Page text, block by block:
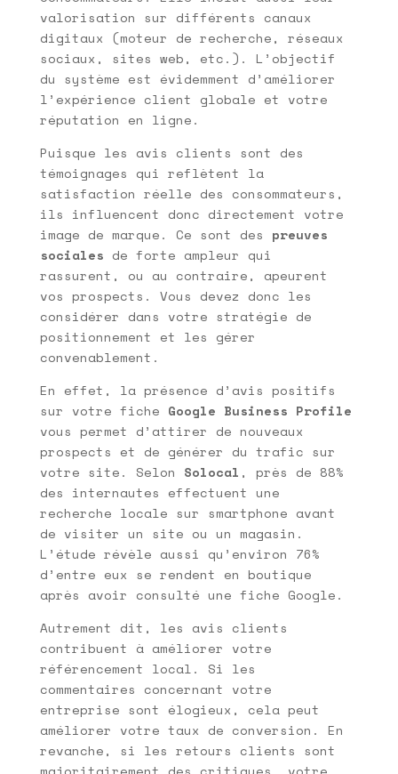
valorisation sur différents canaux
digitaux (moteur de recherche, réseaux
sociaux, sites web, etc.). L’objectif
du système est évidemment d’améliorer
l’expérience client globale et votre
réputation en ligne.
Puisque les avis clients sont des
témoignages qui reflètent la
satisfaction réelle des consommateurs,
ils influencent donc directement votre
image de marque. Ce sont des preuves
sociales de forte ampleur qui
rassurent, ou au contraire, apeurent
vos prospects. Vous devez donc les
considérer dans votre stratégie de
positionnement et les gérer
convenablement.
En effet, la présence d’avis positifs
sur votre fiche Google Business Profile
vous permet d’attirer de nouveaux
prospects et de générer du trafic sur
votre site. Selon Solocal , près de 88%
des internautes effectuent une
recherche locale sur smartphone avant
de visiter un site ou un magasin.
L’étude révèle aussi qu’environ 76%
d’entre eux se rendent en boutique
après avoir consulté une fiche Google.
Autrement dit, les avis clients
contribuent à améliorer votre
référencement local. Si les
commentaires concernant votre
entreprise sont élogieux, cela peut
améliorer votre taux de conversion. En
revanche, si les retours clients sont